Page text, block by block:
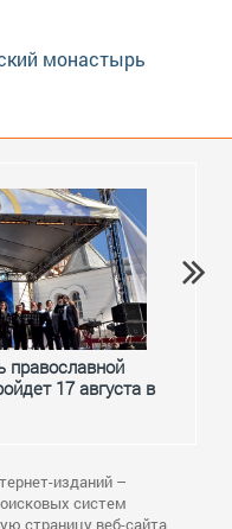
монастырь
17 августа в
изданий –
систем
страницу веб-сайта